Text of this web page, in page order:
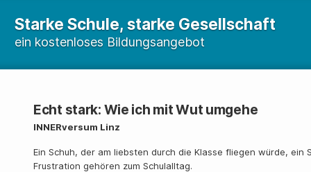
Starke Schule, starke Gesellschaft
ein kostenloses Bildungsangebot
Echt stark: Wie ich mit Wut umgehe
INNERversum Linz
Ein Schuh, der am liebsten durch die Klasse fliegen würde,
Frustration gehören zum Schulalltag.